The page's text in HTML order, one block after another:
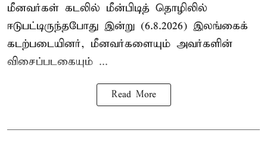
மீனவர்கள் கடலில் மீன்பிடித் தொழிலில்
ஈடுபட்டிருந்தபோது இன்று (6.8.2026) இலங்கைக்
கடற்படையினர், மீனவர்களையும் அவர்களின்
விசைப்படகையும் ...
Read More